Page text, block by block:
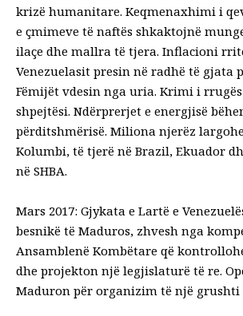
krizë humanitare. Keqmenaxhimi i
e çmimeve të naftës shkaktojnë
ilaçe dhe mallra të tjera. Inflacioni
Venezuelasit presin në radhë të gjata
Fëmijët vdesin nga uria. Krimi i
shpejtësi. Ndërprerjet e energjisë
përditshmërisë. Miliona njerëz
Kolumbi, të tjerë në Brazil, Ekuador
në SHBA.
Mars 2017: Gjykata e Lartë e
besnikë të Maduros, zhvesh nga
Ansamblenë Kombëtare që
dhe projekton një legjislaturë të re.
Maduron për organizim të një grushti